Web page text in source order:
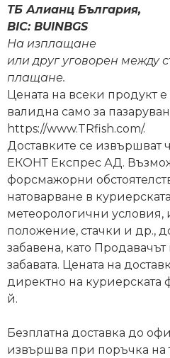
ТБ Алианц България,
BIC: BUINBGS
На изплащане
или друг уговорен между
плащане.
Цената на всеки продукт
валидна само за
https://www.TRfish.com/.
Доставките се извършват
ЕКОНТ Експрес АД.
форсмажорни
натоварване в
метеорологични условия,
положение, стачки и др.,
забавена, като
забавата. Цената на
директно на куриерската
й.
Безплатна доставка до
извършва при поръчка на